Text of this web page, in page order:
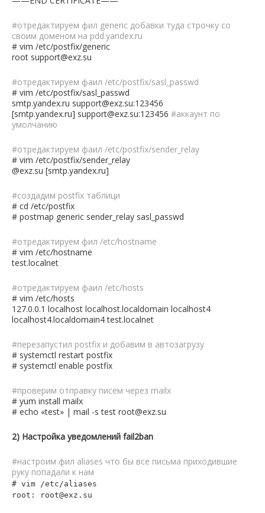
#отредактируем фил generic добавки туда строчку со
своим доменом на pdd.yandex.ru
# vim /etc/postfix/generic
root support@exz.su
#отредактируем фаил /etc/postfix/sasl_passwd
# vim /etc/postfix/sasl_passwd
smtp.yandex.ru support@exz.su:123456
[smtp.yandex.ru] support@exz.su:123456 #аккаунт по
умолчанию
#отредактируем фаил /etc/postfix/sender_relay
# vim /etc/postfix/sender_relay
@exz.su [smtp.yandex.ru]
#создадим postfix таблици
# cd /etc/postfix
# postmap generic sender_relay sasl_passwd
#отредактируем фил /etc/hostname
# vim /etc/hostname
test.localnet
#отредактируем фаил /etc/hosts
# vim /etc/hosts
127.0.0.1 localhost localhost.localdomain localhost4
localhost4.localdomain4 test.localnet
#перезапустил postfix и добавим в автозагрузу
# systemctl restart postfix
# systemctl enable postfix
#проверим отправку писем через mailx
# yum install mailx
# echo «test» | mail -s test root@exz.su
2) Настройка уведомлений fail2ban
#настроим фил aliases что бы все письма приходившие
руку попадали к нам
# vim /etc/aliases
root: root@exz.su